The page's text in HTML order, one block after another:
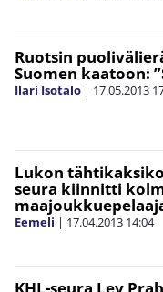
Ruotsin
Suomen kaatoon:
Ilari Isotalo | 17.05.2013
Lukon
seura kiinnitti
Eemeli | 17.04.2013 14:04
KHL-seura Lev